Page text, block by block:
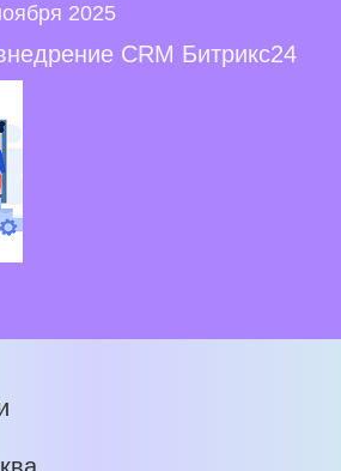
2025
CRM Битрикс24